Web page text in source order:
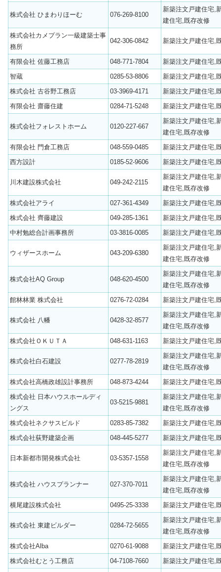
株式会社 ひまわりほーむ 076-269-8100
新築注文戸建住宅,
建住宅,既存改修
株式会社カメプラン一級建築士事
務所
042-306-0842 新築注文戸建住宅,
有限会社 佐藤工務店 048-771-7804
新築注文戸建住宅,
智蔵
0285-53-8806
新築注文戸建住宅,
株式会社 古谷野工務店
03-3969-4171
新築注文戸建住宅,
有限会社 齋藤住建
0284-71-5248 新築注文戸建住宅,
株式会社フォレストホーム 0120-227-667
新築注文戸建住宅,
建住宅,既存改修
有限会社 門倉工務店
048-559-0485
新築注文戸建住宅,
西方設計
0185-52-9606 新築注文戸建住宅,
川木建設株式会社 049-242-2115
新築注文戸建住宅,
建住宅,既存改修
株式会社アライ
027-361-4349
新築注文戸建住宅,
株式会社 齊藤建設
049-285-1361
新築注文戸建住宅,
中村勉総合計画事務所
03-3816-0085 新築注文戸建住宅,
ウィザースホーム 043-209-6380
新築注文戸建住宅,
建住宅,既存改修
株式会社AQ Group 048-620-4500
新築注文戸建住宅,
建住宅,既存改修
館林林業 株式会社
0276-72-0284 新築注文戸建住宅,
株式会社 八幡 0428-32-8577
新築注文戸建住宅,
建住宅,既存改修
株式会社ＯＫＵＴＡ
048-631-1163 新築注文戸建住宅,
株式会社白石建設 0277-78-2819
新築注文戸建住宅,
建住宅,既存改修
株式会社高橋政雄設計事務所
048-873-4244
新築注文戸建住宅,
株式会社 日本ハウスホールディ
ングス
03-5215-9881
新築注文戸建住宅,
建住宅,既存改修
株式会社ネクサスビルド
0283-85-7382
新築注文戸建住宅,
株式会社荻野建築企画
048-445-5277 新築注文戸建住宅,
日本新都市開発株式会社 03-5357-1558
新築注文戸建住宅,
建住宅,既存改修
株式会社 ハウスプランナー 027-370-7011
新築注文戸建住宅,
建住宅,既存改修
横尾建設株式会社
0495-25-3338 新築注文戸建住宅,
株式会社 東建ビルダー 0284-72-5655
新築注文戸建住宅,
建住宅,既存改修
株式会社Alba
0270-61-9088
新築注文戸建住宅,
株式会社むとう工務店
04-7108-7660
新築注文戸建住宅,